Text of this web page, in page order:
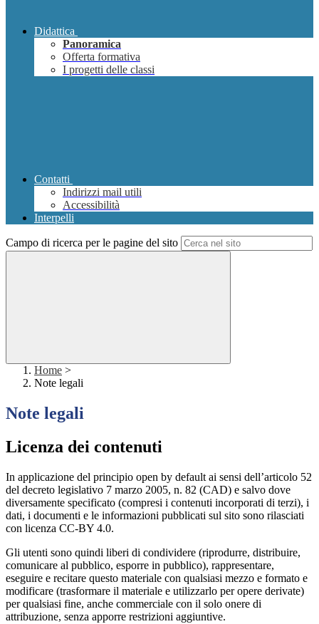
Didattica
Panoramica
Offerta formativa
I progetti delle classi
Contatti
Indirizzi mail utili
Accessibilità
Interpelli
Campo di ricerca per le pagine del sito
Home >
Note legali
Note legali
Licenza dei contenuti
In applicazione del principio open by default ai sensi dell’articolo 52
del decreto legislativo 7 marzo 2005, n. 82 (CAD) e salvo dove
diversamente specificato (compresi i contenuti incorporati di terzi), i
dati, i documenti e le informazioni pubblicati sul sito sono rilasciati
con licenza CC-BY 4.0.
Gli utenti sono quindi liberi di condividere (riprodurre, distribuire,
comunicare al pubblico, esporre in pubblico), rappresentare,
eseguire e recitare questo materiale con qualsiasi mezzo e formato e
modificare (trasformare il materiale e utilizzarlo per opere derivate)
per qualsiasi fine, anche commerciale con il solo onere di
attribuzione, senza apporre restrizioni aggiuntive.